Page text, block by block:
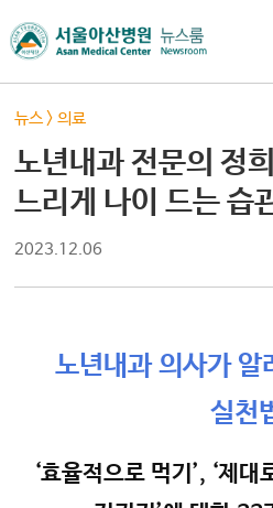
뉴스 >의료
노년내과 전문의 정
느리게 나이 드는 습
2023.12.06
노년내과 의사가 알
실천
‘효율적으로 먹기’, ‘제대